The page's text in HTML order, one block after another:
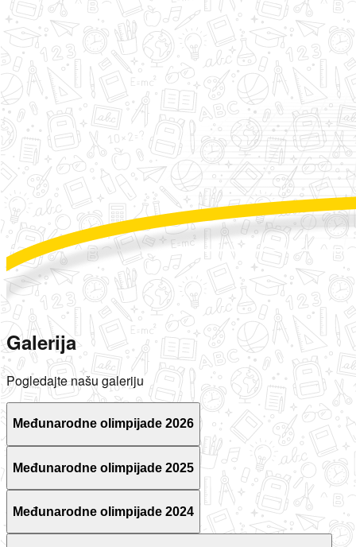
Galerija
Pogledajte našu galeriju
Međunarodne olimpijade 2026
Međunarodne olimpijade 2025
Međunarodne olimpijade 2024